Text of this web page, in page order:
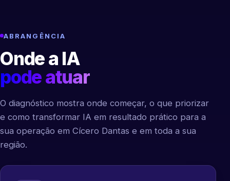
ABRANGÊNCIA
Onde a IA
pode atuar
O diagnóstico mostra onde começar, o que priorizar
e como transformar IA em resultado prático para a
sua operação em Cícero Dantas e em toda a sua
região.